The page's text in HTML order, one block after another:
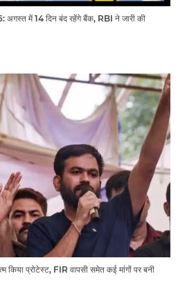
में 14 दिन बंद रहेंगे बैंक, RBI ने जारी की
प्रोटेस्ट, FIR वापसी समेत कई मांगों पर बनी